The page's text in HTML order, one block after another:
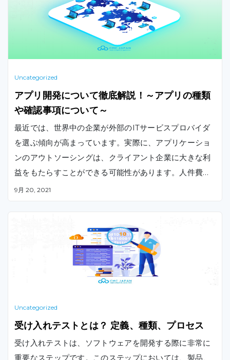
Uncategorized
アプリ開発について徹底解説！～アプリの種類
や確認事項について～
最近では、世界中の企業が外部のITサービスプロバイダ
を選ぶ傾向が高まっています。実際に、アプリケーショ
ンのアウトソーシングは、クライアント企業に大きな利
益をもたらすことができる可能性があります。人件費の
削減からビジネス価値の最大化まで、ITアウトソーシン
9月 20, 2021
Uncategorized
受け入れテストとは？ 定義、種類、プロセス
受け入れテストは、ソフトウェアを開発する際に非常に
重要なステップです。このステップにおいては、製品、